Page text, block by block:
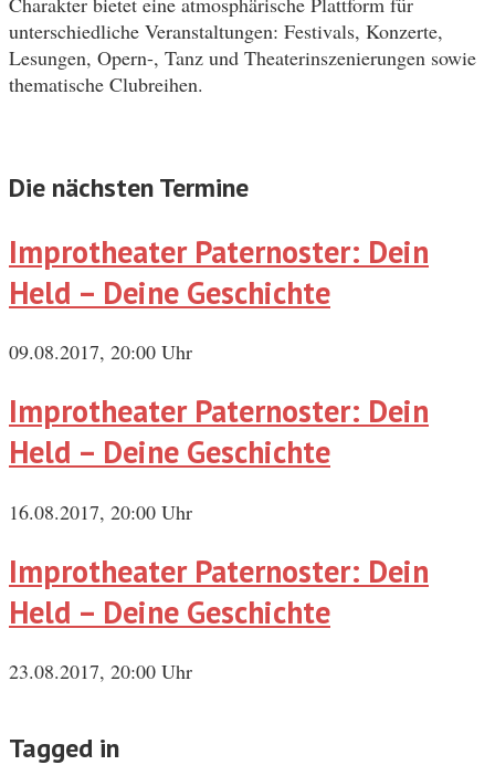
unterschiedliche Veranstaltungen: Festivals, Konzerte,
Lesungen, Opern-, Tanz und Theaterinszenierungen sowie
thematische Clubreihen.
Die nächsten Termine
Improtheater Paternoster: Dein
Held – Deine Geschichte
09.08.2017, 20:00 Uhr
Improtheater Paternoster: Dein
Held – Deine Geschichte
16.08.2017, 20:00 Uhr
Improtheater Paternoster: Dein
Held – Deine Geschichte
23.08.2017, 20:00 Uhr
Tagged in